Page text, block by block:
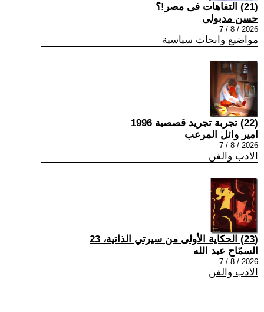
(21) التفاهات فى مصر!؟
حسن مدبولى
2026 / 8 / 7
مواضيع وابحاث سياسية
(22) تجربة تجريد قصصية 1996
امير وائل المرعب
2026 / 8 / 7
الادب والفن
(23) الحكاية الأولى من سيرتي الذاتية، 23
السمّاح عبد الله
2026 / 8 / 7
الادب والفن